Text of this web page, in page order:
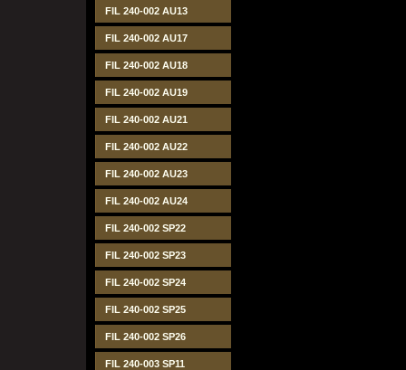
FIL 240-002 AU13
FIL 240-002 AU17
FIL 240-002 AU18
FIL 240-002 AU19
FIL 240-002 AU21
FIL 240-002 AU22
FIL 240-002 AU23
FIL 240-002 AU24
FIL 240-002 SP22
FIL 240-002 SP23
FIL 240-002 SP24
FIL 240-002 SP25
FIL 240-002 SP26
FIL 240-003 SP11